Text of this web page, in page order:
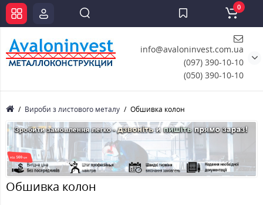
info@avaloninvest.com.ua
(097) 390-10-10
(050) 390-10-10
0
Вироби з листового металу Обшивка колон
Обшивка колон